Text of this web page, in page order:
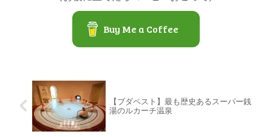
Buy Me a Coffee
【ブダペスト】最も歴史あるスーパー銭
湯のルカーチ温泉